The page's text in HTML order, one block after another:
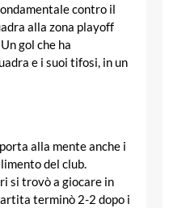
contro il
alla zona playoff
gol che ha
e i suoi tifosi, in un
alla mente anche i
del club.
si trovò a giocare in
terminò 2-2 dopo i